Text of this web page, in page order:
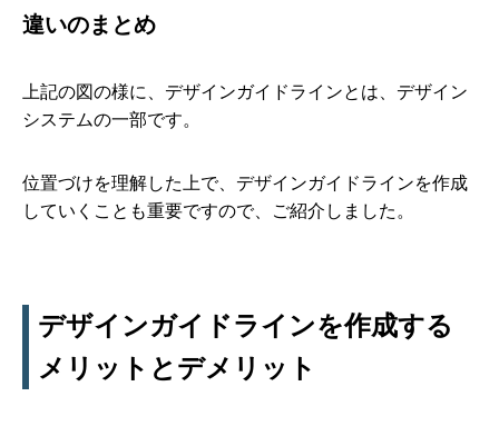
違いのまとめ
上記の図の様に、デザインガイドラインとは、デザイン
システムの一部です。
位置づけを理解した上で、デザインガイドラインを作成
していくことも重要ですので、ご紹介しました。
デザインガイドラインを作成する
メリットとデメリット